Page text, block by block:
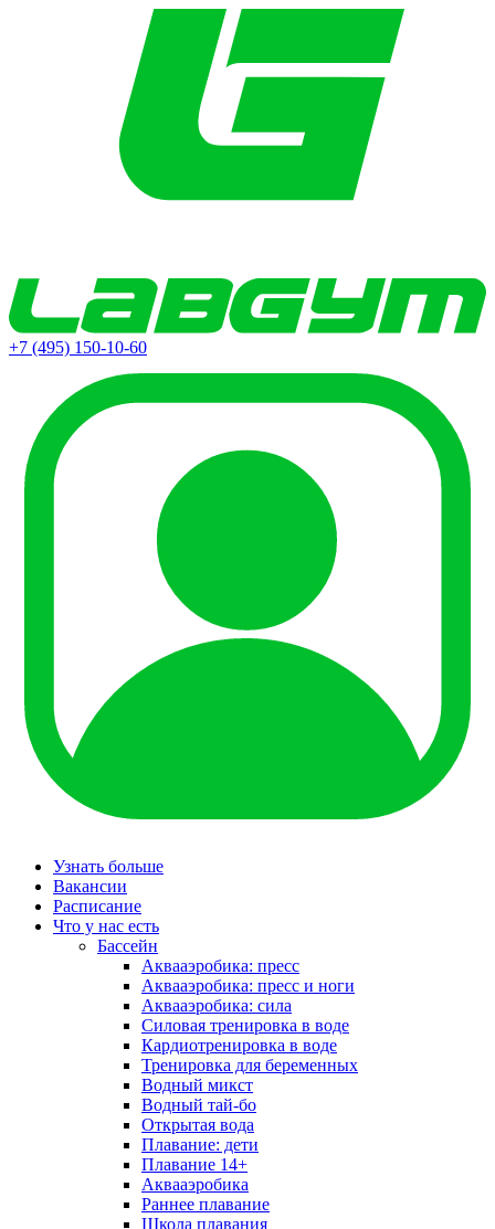
+7 (495) 150-10-60
Узнать больше
Вакансии
Расписание
Что у нас есть
Бассейн
Аквааэробика: пресс
Аквааэробика: пресс и ноги
Аквааэробика: сила
Силовая тренировка в воде
Кардиотренировка в воде
Тренировка для беременных
Водный микст
Водный тай-бо
Открытая вода
Плавание: дети
Плавание 14+
Аквааэробика
Раннее плавание
Школа плавания